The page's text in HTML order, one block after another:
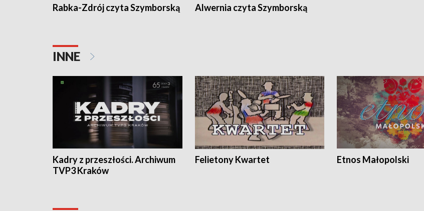
Rabka-Zdrój czyta Szymborską Alwernia czyta Szymborską
INNE
Kadry z przeszłości. Archiwum
TVP3 Kraków
Felietony Kwartet Etnos Małopolski